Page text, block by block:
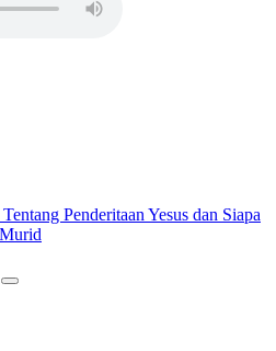
Penderitaan Yesus dan Siapa